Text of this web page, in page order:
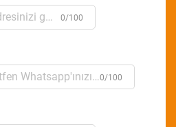
0/100
0/100